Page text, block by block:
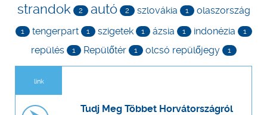
strandok 2 autó 2 szlovákia 1 olaszország
1 tengerpart 1 szigetek 1 ázsia 1 indonézia 1
repülés 1 Repülőtér 1 olcsó repülőjegy 1
link
Tudj Meg Többet Horvátországról